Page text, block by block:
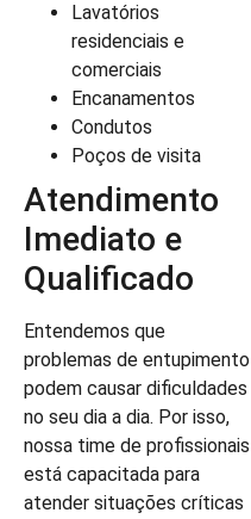
Lavatórios
residenciais e
comerciais
Encanamentos
Condutos
Poços de visita
Atendimento
Imediato e
Qualificado
Entendemos que
problemas de entupimento
podem causar dificuldades
no seu dia a dia. Por isso,
nossa time de profissionais
está capacitada para
atender situações críticas